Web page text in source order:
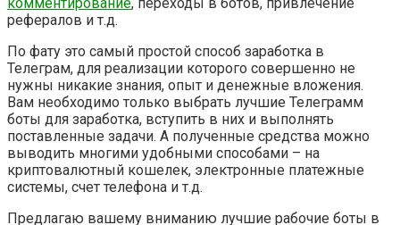
рефералов и т.д.
По фату это самый простой способ заработка в
Телеграм, для реализации которого совершенно не
нужны никакие знания, опыт и денежные вложения.
Вам необходимо только выбрать лучшие Телеграмм
боты для заработка, вступить в них и выполнять
поставленные задачи. А полученные средства можно
выводить многими удобными способами – на
криптовалютный кошелек, электронные платежные
системы, счет телефона и т.д.
Предлагаю вашему вниманию лучшие рабочие боты в